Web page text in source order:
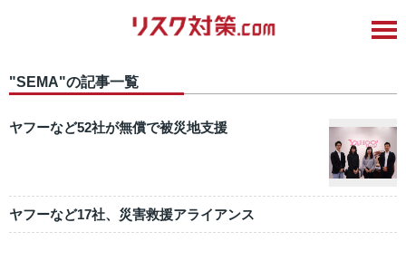
"SEMA"の記事一覧
ヤフーなど52社が無償で被災地支援
ヤフーなど17社、災害救援アライアンス